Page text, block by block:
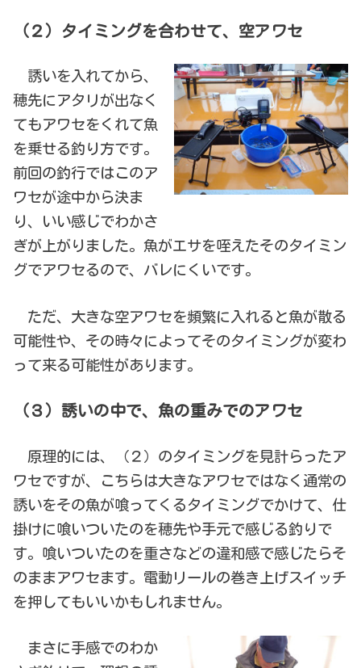
（２）タイミングを合わせて、空アワセ
誘いを入れてから、
穂先にアタリが出なく
てもアワセをくれて魚
を乗せる釣り方です。
前回の釣行ではこのア
ワセが途中から決ま
り、いい感じでわかさ
ぎが上がりました。魚がエサを咥えたそのタイミン
グでアワセるので、バレにくいです。
ただ、大きな空アワセを頻繁に入れると魚が散る
可能性や、その時々によってそのタイミングが変わ
って来る可能性があります。
（３）誘いの中で、魚の重みでのアワセ
原理的には、（２）のタイミングを見計らったア
ワセですが、こちらは大きなアワセではなく通常の
誘いをその魚が喰ってくるタイミングでかけて、仕
掛けに喰いついたのを穂先や手元で感じる釣りで
す。喰いついたのを重さなどの違和感で感じたらそ
のままアワセます。電動リールの巻き上げスイッチ
を押してもいいかもしれません。
まさに手感でのわか